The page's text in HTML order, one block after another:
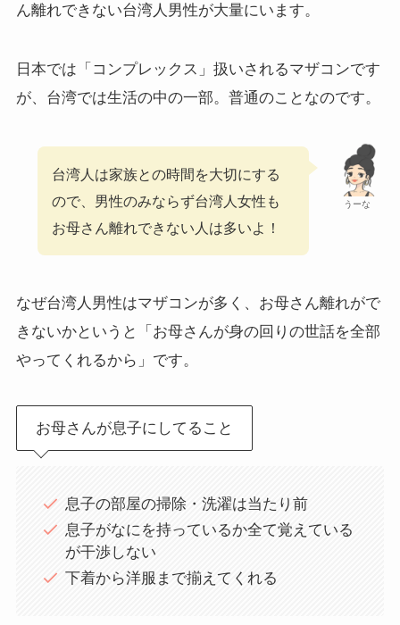
ん離れできない台湾人男性が大量にいます。
日本では「コンプレックス」扱いされるマザコンです
が、台湾では生活の中の一部。普通のことなのです。
うーな
台湾人は家族との時間を大切にする
ので、男性のみならず台湾人女性も
お母さん離れできない人は多いよ！
なぜ台湾人男性はマザコンが多く、お母さん離れがで
きないかというと「お母さんが身の回りの世話を全部
やってくれるから」です。
お母さんが息子にしてること
息子の部屋の掃除・洗濯は当たり前
息子がなにを持っているか全て覚えている
が干渉しない
下着から洋服まで揃えてくれる